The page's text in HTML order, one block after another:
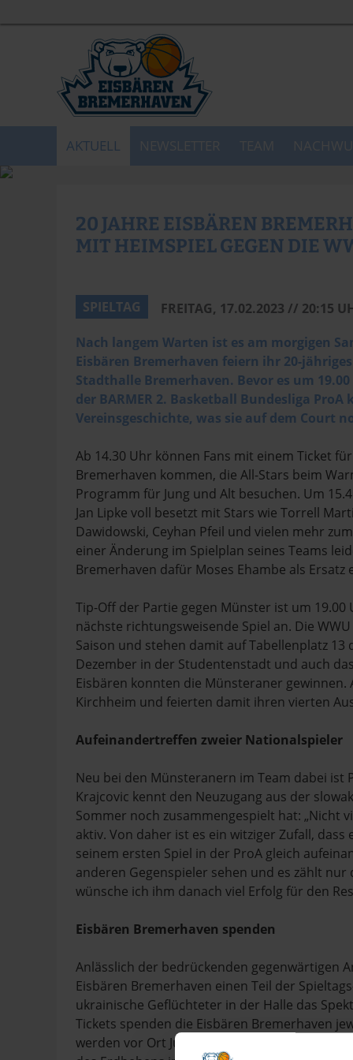
AKTUELL
20 JAHRE EISBÄREN
IT HEIMSPIEL GEGEN DIE
SPIELTAG
FREITAG, 17.02.2023 // 20:15
Nach langem Warten ist es am morgigen
Eisbären Bremerhaven feiern ihr 20-
Stadthalle Bremerhaven. Bevor es um
der BARMER 2. Basketball Bundesliga
Vereinsgeschichte, was sie auf dem Court
Ab 14.30 Uhr können Fans mit einem Ticket
Bremerhaven kommen, die All-Stars beim
Programm für Jung und Alt besuchen. Um
Jan Lipke voll besetzt mit Stars wie Torrell
Dawidowski, Ceyhan Pfeil und vielen mehr
einer Änderung im Spielplan seines Teams
Bremerhaven dafür Moses Ehambe als Ersatz
Tip-Off der Partie gegen Münster ist um
nächste richtungsweisende Spiel an. Die
Saison und stehen damit auf Tabellenplatz
Dezember in der Studentenstadt und auch
Eisbären konnten die Münsteraner gewinnen.
Kirchheim und feierten damit ihren vierten
Aufeinandertreffen zweier Nationalspieler
Neu bei den Münsteranern im Team dabei ist
Krajcovic kennt den Neuzugang aus der
Sommer noch zusammengespielt hat: „Nicht
aktiv. Von daher ist es ein witziger Zufall,
seinem ersten Spiel in der ProA gleich
anderen Gegenspieler sehen und es zählt
wünsche ich ihm danach viel Erfolg für den
Eisbären Bremerhaven spenden
Anlässlich der bedrückenden gegenwärtigen
Eisbären Bremerhaven einen Teil der
ukrainische Geflüchteter in der Halle das
Tickets spenden die Eisbären Bremerhaven
werden vor Ort Jubiläums-Muffins verkauft,